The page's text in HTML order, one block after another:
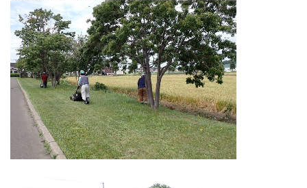
閉じる